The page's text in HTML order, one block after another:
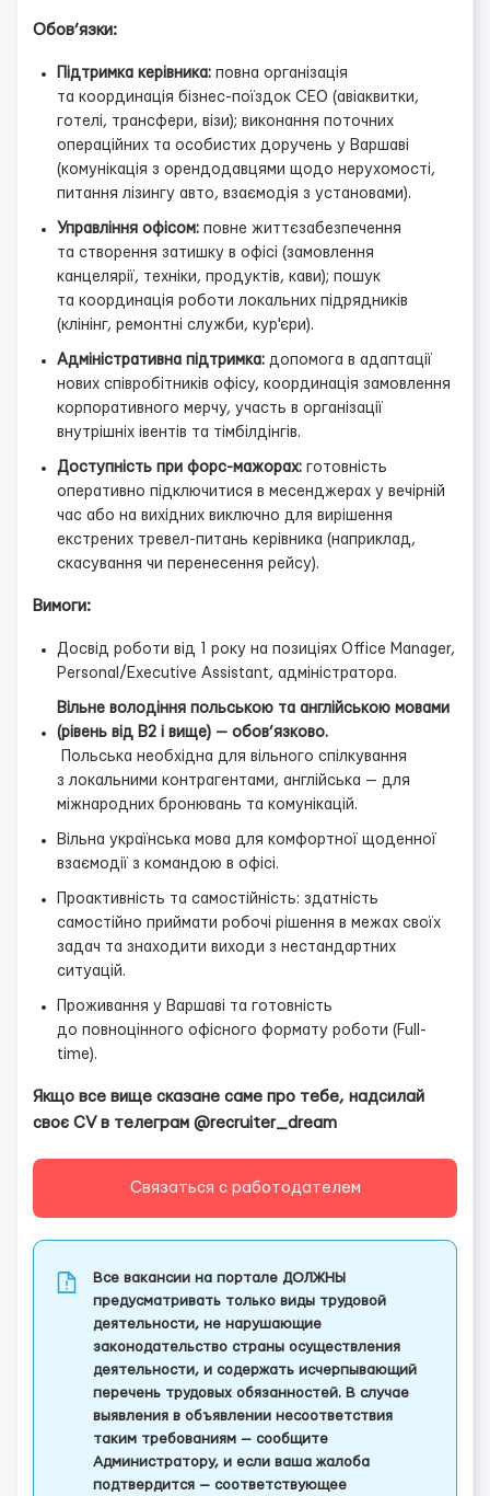
Обов’язки:
Підтримка керівника: повна організація
та координація бізнес-поїздок СЕО (авіаквитки,
готелі, трансфери, візи); виконання поточних
операційних та особистих доручень у Варшаві
(комунікація з орендодавцями щодо нерухомості,
питання лізингу авто, взаємодія з установами).
Управління офісом: повне життєзабезпечення
та створення затишку в офісі (замовлення
канцелярії, техніки, продуктів, кави); пошук
та координація роботи локальних підрядників
(клінінг, ремонтні служби, кур'єри).
Адміністративна підтримка: допомога в адаптації
нових співробітників офісу, координація замовлення
корпоративного мерчу, участь в організації
внутрішніх івентів та тімбілдінгів.
Доступність при форс-мажорах: готовність
оперативно підключитися в месенджерах у вечірній
час або на вихідних виключно для вирішення
екстрених тревел-питань керівника (наприклад,
скасування чи перенесення рейсу).
Вимоги:
Досвід роботи від 1 року на позиціях Office Manager,
Personal/Executive Assistant, адміністратора.
Вільне володіння польською та англійською мовами
(рівень від B2 і вище) — обов’язково.
Польська необхідна для вільного спілкування
з локальними контрагентами, англійська — для
міжнародних бронювань та комунікацій.
Вільна українська мова для комфортної щоденної
взаємодії з командою в офісі.
Проактивність та самостійність: здатність
самостійно приймати робочі рішення в межах своїх
задач та знаходити виходи з нестандартних
ситуацій.
Проживання у Варшаві та готовність
до повноцінного офісного формату роботи (Full-
time).
Якщо все вище сказане саме про тебе, надсилай
своє CV в телеграм @recruiter_dream
Связаться с работодателем
Все вакансии на портале ДОЛЖНЫ
предусматривать только виды трудовой
деятельности, не нарушающие
законодательство страны осуществления
деятельности, и содержать исчерпывающий
перечень трудовых обязанностей. В случае
выявления в объявлении несоответствия
таким требованиям — сообщите
Администратору, и если ваша жалоба
подтвердится — соответствующее